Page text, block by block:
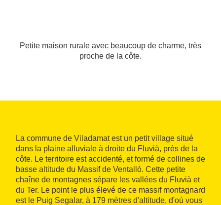
Petite maison rurale avec beaucoup de charme, très
proche de la côte.
La commune de Viladamat est un petit village situé
dans la plaine alluviale à droite du Fluvià, près de la
côte. Le territoire est accidenté, et formé de collines de
basse altitude du Massif de Ventalló. Cette petite
chaîne de montagnes sépare les vallées du Fluvià et
du Ter. Le point le plus élevé de ce massif montagnard
est le Puig Segalar, à 179 mètres d'altitude, d'où vous